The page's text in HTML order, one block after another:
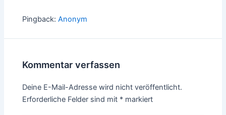
Pingback:Anonym
Kommentar verfassen
Deine E-Mail-Adresse wird nicht veröffentlicht.
Erforderliche Felder sind mit * markiert